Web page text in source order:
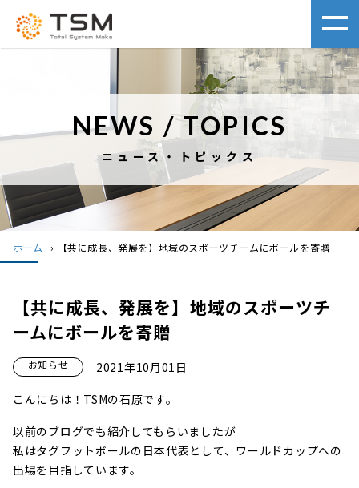
NEWS / TOPICS
ニュース・トピックス
ホーム › 【共に成長、発展を】地域のスポーツチームにボールを寄贈
【共に成長、発展を】地域のスポーツチ
ームにボールを寄贈
お知らせ
2021年10月01日
こんにちは！TSMの石原です。
以前のブログでも紹介してもらいましたが
私はタグフットボールの日本代表として、ワールドカップへの
出場を目指しています。